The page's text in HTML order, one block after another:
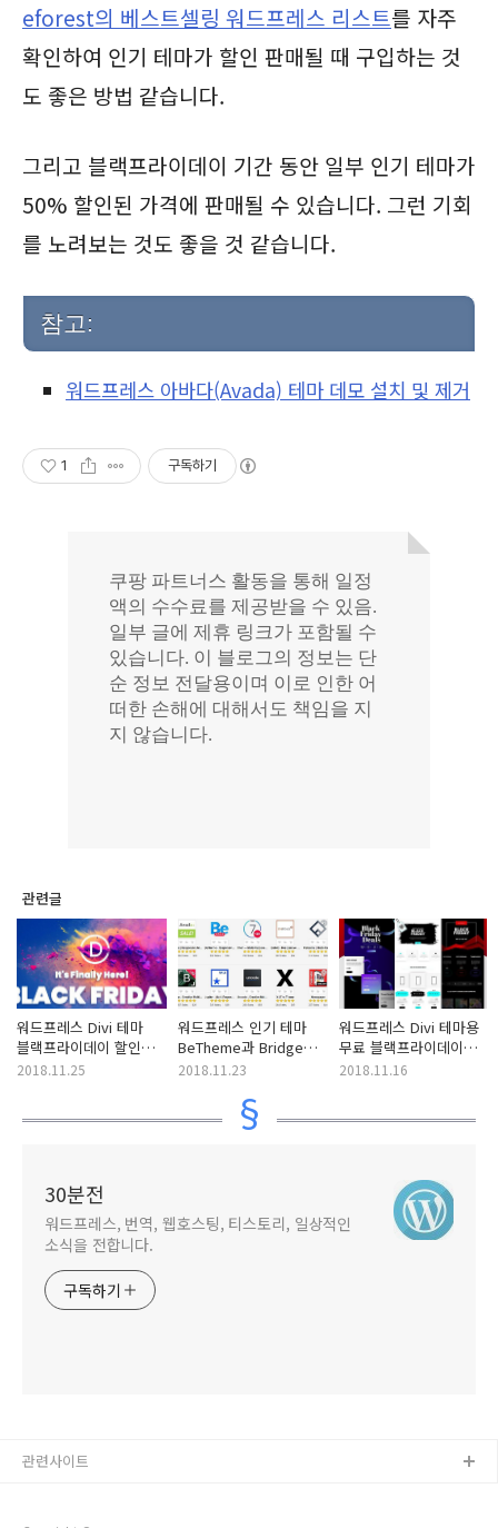
eforest의 베스트셀링 워드프레스 리스트를 자주
확인하여 인기 테마가 할인 판매될 때 구입하는 것
도 좋은 방법 같습니다.
그리고 블랙프라이데이 기간 동안 일부 인기 테마가
50% 할인된 가격에 판매될 수 있습니다. 그런 기회
를 노려보는 것도 좋을 것 같습니다.
참고:
워드프레스 아바다(Avada) 테마 데모 설치 및 제거
1 구독하기
관련글
워드프레스 Divi 테마
블랙프라이데이 할인
행사가 내일 오후
2018.11.25
워드프레스 인기 테마
BeTheme과 Bridge
구입
2018.11.23
워드프레스 Divi 테마용
무료 블랙프라이데이
카운트다운 랜딩 페이지
2018.11.16
30분전
워드프레스, 번역, 웹호스팅, 티스토리, 일상적인
소식을 전합니다.
구독하기
관련사이트